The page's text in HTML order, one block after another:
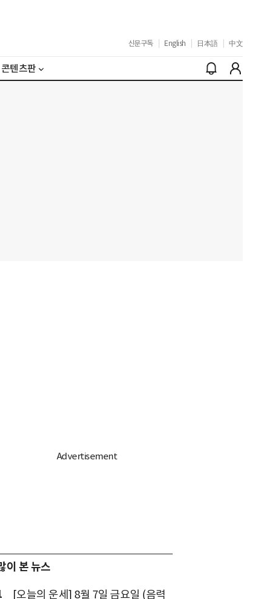
신문구독 English 日本語 中文
콘텐츠판
이 본 뉴스
[오늘의 운세] 8월 7일 금요일 (음력